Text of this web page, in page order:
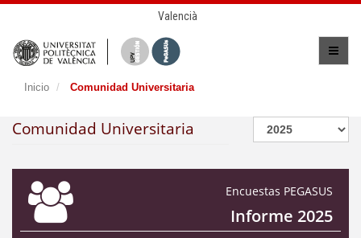
Valencià
Inicio Comunidad Universitaria
Comunidad Universitaria
Encuestas PEGASUS
Informe 2025